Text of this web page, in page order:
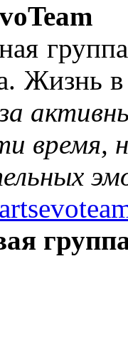
Жизнь
время,